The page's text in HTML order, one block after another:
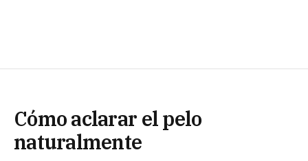
Cómo aclarar el pelo
naturalmente